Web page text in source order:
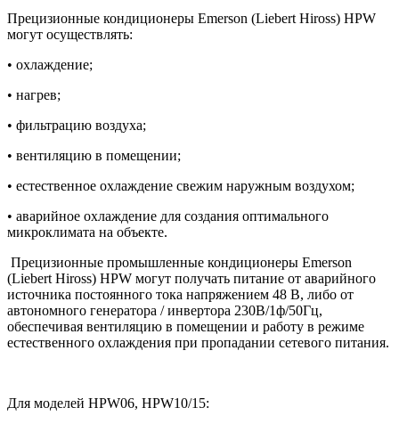
Прецизионные кондиционеры Emerson (Liebert Hiross) HPW
могут осуществлять:
• охлаждение;
• нагрев;
• фильтрацию воздуха;
• вентиляцию в помещении;
• естественное охлаждение свежим наружным воздухом;
• аварийное охлаждение для создания оптимального
микроклимата на объекте.
Прецизионные промышленные кондиционеры Emerson
(Liebert Hiross) HPW могут получать питание от аварийного
источника постоянного тока напряжением 48 В, либо от
автономного генератора / инвертора 230В/1ф/50Гц,
обеспечивая вентиляцию в помещении и работу в режиме
естественного охлаждения при пропадании сетевого питания.
Для моделей HPW06, HPW10/15: